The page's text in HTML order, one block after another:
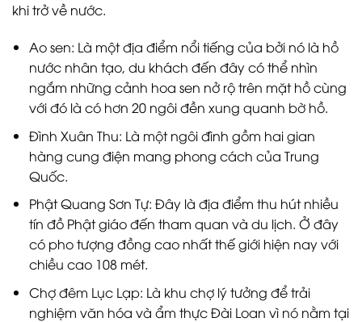
khi trở về nước.
Ao sen: Là một địa điểm nổi tiếng của bởi nó là hồ
nước nhân tạo, du khách đến đây có thể nhìn
ngắm những cảnh hoa sen nở rộ trên mặt hồ cùng
với đó là có hơn 20 ngôi đền xung quanh bờ hồ.
Đình Xuân Thu: Là một ngôi đình gồm hai gian
hàng cung điện mang phong cách của Trung
Quốc.
Phật Quang Sơn Tự: Đây là địa điểm thu hút nhiều
tín đồ Phật giáo đến tham quan và du lịch. Ở đây
có pho tượng đồng cao nhất thế giới hiện nay với
chiều cao 108 mét.
Chợ đêm Lục Lạp: Là khu chợ lý tưởng để trải
nghiệm văn hóa và ẩm thực Đài Loan vì nó nằm tại